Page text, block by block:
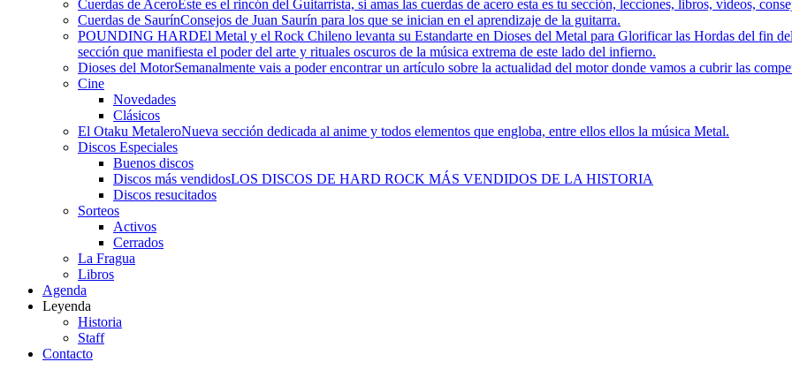
Cuerdas de AceroEste es el rincón del Guitarrista, si amas las cuerdas de acero esta es tu sección, lecciones, libros, vídeos,
Cuerdas de SaurínConsejos de Juan Saurín para los que se inician en el aprendizaje de la guitarra.
POUNDING HARDEl Metal y el Rock Chileno levanta su Estandarte en Dioses del Metal para Glorificar las Hordas del fin
sección que manifiesta el poder del arte y rituales oscuros de la música extrema de este lado del infierno.
Dioses del MotorSemanalmente vais a poder encontrar un artículo sobre la actualidad del motor donde vamos a cubrir las
Cine
Novedades
Clásicos
El Otaku MetaleroNueva sección dedicada al anime y todos elementos que engloba, entre ellos ellos la música Metal.
Discos Especiales
Buenos discos
Discos más vendidosLOS DISCOS DE HARD ROCK MÁS VENDIDOS DE LA HISTORIA
Discos resucitados
Sorteos
Activos
Cerrados
La Fragua
Libros
Agenda
Leyenda
Historia
Staff
Contacto